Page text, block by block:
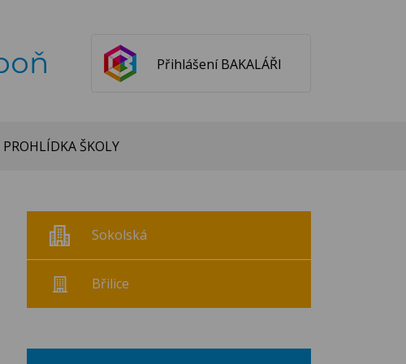
Přihlášení BAKALÁŘI
PROHLÍDKA ŠKOLY
Sokolská
Břilice